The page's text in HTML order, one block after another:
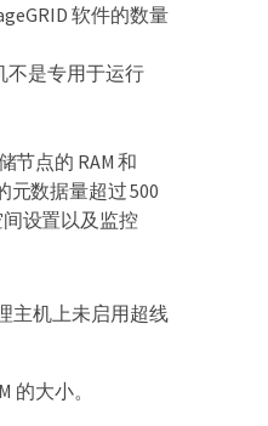
软件的数量
不是专用于运行
节点的 RAM 和
元数据量超过 500
间设置以及监控
主机上未启用超线
的大小。